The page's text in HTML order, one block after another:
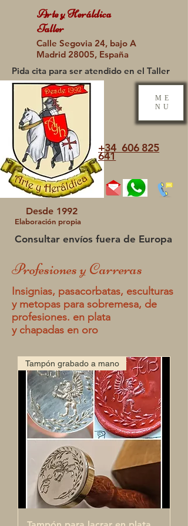
Arte y Heráldica
Taller
Calle Segovia 24, bajo A
Madrid 28005, España
Pida cita para ser atendido en el Taller
+34 606 825
641
ME
NU
Desde 1992
Elaboración propia
Consultar envíos fuera de Europa
Profesiones y Carreras
Insignias, pasacorbatas, esculturas
y metopas para sobremesa, de
profesiones. en plata
y chapadas en oro
Tampón grabado a mano